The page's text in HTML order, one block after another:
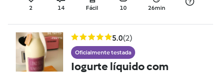
2 14 Fácil 10 26min
5.0(2)
Oficialmente testada
Iogurte líquido com